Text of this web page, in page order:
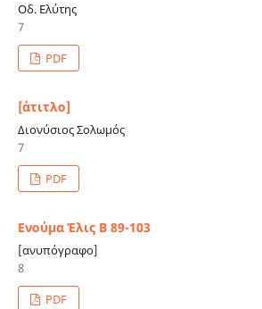
Οδ. Ελύτης
7
PDF
[άτιτλο]
Διονύσιος Σολωμός
7
PDF
Ενούμα Έλις Β 89-103
[ανυπόγραφο]
8
PDF